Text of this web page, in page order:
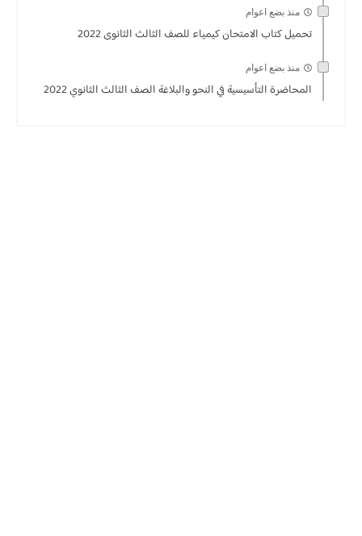
منذ بضع اعوام
تحميل كتاب الامتحان كيمياء للصف الثالث الثانوى 2022
منذ بضع اعوام
المحاضرة التأسيسية في النحو والبلاغة الصف الثالث الثانوي 2022